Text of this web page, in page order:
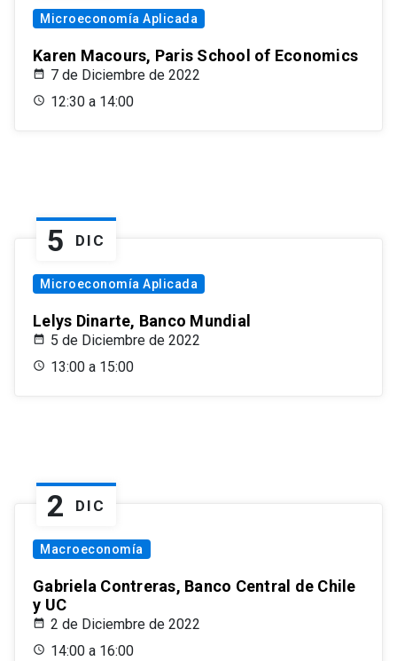
Microeconomía Aplicada
Karen Macours, Paris School of Economics
7 de Diciembre de 2022
12:30 a 14:00
5 DIC
Microeconomía Aplicada
Lelys Dinarte, Banco Mundial
5 de Diciembre de 2022
13:00 a 15:00
2 DIC
Macroeconomía
Gabriela Contreras, Banco Central de Chile
y UC
2 de Diciembre de 2022
14:00 a 16:00